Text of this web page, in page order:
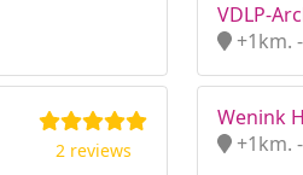
VDLP-
+1km.
2 reviews
Wenink
+1km.